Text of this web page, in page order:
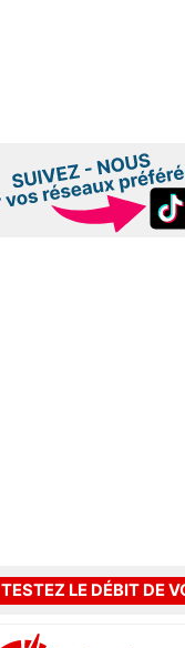
TESTEZ LE DÉBIT DE